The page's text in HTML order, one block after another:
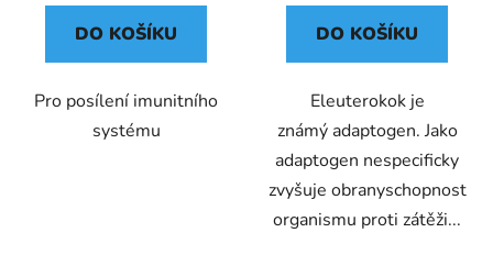
DO KOŠÍKU
Pro posílení imunitního
systému
DO KOŠÍKU
Eleuterokok je
známý adaptogen. Jako
adaptogen nespecificky
zvyšuje obranyschopnost
organismu proti zátěži...